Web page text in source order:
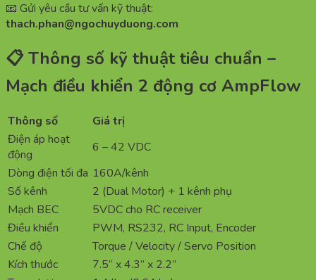
📧 Gửi yêu cầu tư vấn kỹ thuật:
thach.phan@ngochuyduong.com
📋 Thông số kỹ thuật tiêu chuẩn –
Mạch điều khiển 2 động cơ AmpFlow
Thông số
Giá trị
Điện áp hoạt
động
6 – 42 VDC
Dòng điện tối đa 160A/kênh
Số kênh
2 (Dual Motor) + 1 kênh phụ
Mạch BEC
5VDC cho RC receiver
Điều khiển
PWM, RS232, RC Input, Encoder
Chế độ
Torque / Velocity / Servo Position
Kích thước
7.5” x 4.3” x 2.2”